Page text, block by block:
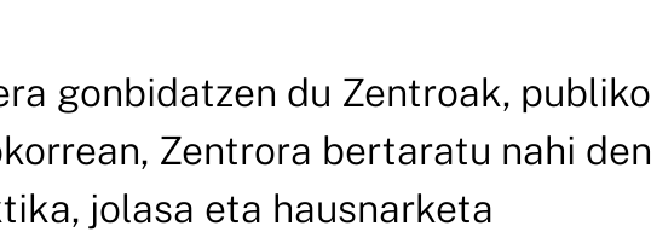
gonbidatzen du Zentroak, publiko
Zentrora bertaratu nahi den
jolasa eta hausnarketa